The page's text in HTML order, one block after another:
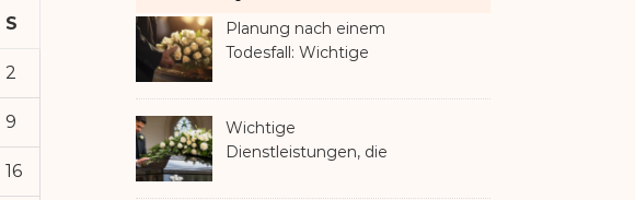
S
2
9
16
Planung nach einem
Todesfall: Wichtige
Familie in Betracht ziehen
sollte
Wichtige
Dienstleistungen, die